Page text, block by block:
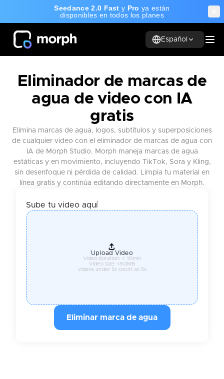
Seedance 2.0 Fast y Pro ya están
disponibles en todos los planes
Español
Eliminador de marcas de
agua de video con IA
gratis
Elimina marcas de agua, logos, subtítulos y superposiciones
de cualquier video con el eliminador de marcas de agua con
IA de Morph Studio. Morph maneja marcas de agua
estáticas y en movimiento, incluyendo TikTok, Sora y Kling,
sin desenfoque ni pérdida de calidad. Limpia tu material en
línea gratis y continúa editando directamente en Morph.
Sube tu video aquí
Upload Video
Video duration: < 10min
Video size: <50MB
Videos under 5s count as 5s
Eliminar marca de agua